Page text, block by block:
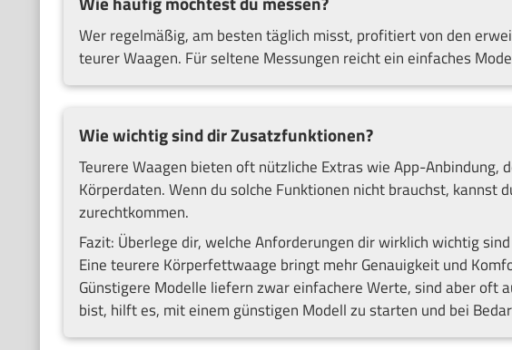
Wer regelmäßig, am besten täglich misst, profitiert von den
teurer Waagen. Für seltene Messungen reicht ein einfaches
Wie wichtig sind dir Zusatzfunktionen?
Teurere Waagen bieten oft nützliche Extras wie App-
Körperdaten. Wenn du solche Funktionen nicht brauchst, kannst
zurechtkommen.
Fazit: Überlege dir, welche Anforderungen dir wirklich wichtig
Eine teurere Körperfettwaage bringt mehr Genauigkeit und
Günstigere Modelle liefern zwar einfachere Werte, sind aber oft
bist, hilft es, mit einem günstigen Modell zu starten und bei